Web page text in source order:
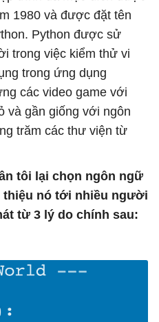
1980 và được đặt tên
Python được sử
trong việc kiểm thử vi
trong ứng dụng
các video game với
và gần giống với ngôn
trăm các thư viện từ
tôi lại chọn ngôn ngữ
thiệu nó tới nhiều người
từ 3 lý do chính sau: